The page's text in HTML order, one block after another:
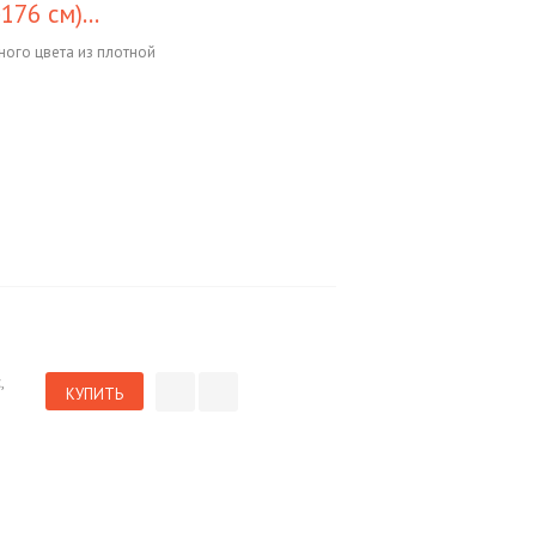
см)...
цвета из плотной
КУПИТЬ